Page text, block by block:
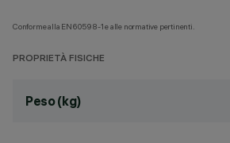
Conforme alla EN60598-1 e alle normative pertinenti.
PROPRIETÀ FISICHE
Peso (kg)